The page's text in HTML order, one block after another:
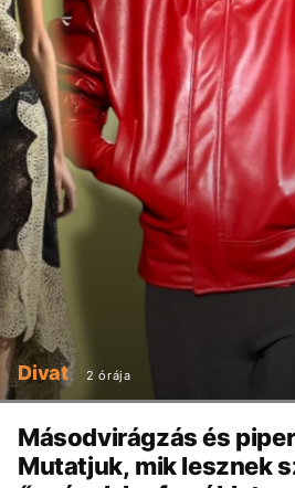
Divat 2 órája
Másodvirágzás és
Mutatjuk, mik lesznek